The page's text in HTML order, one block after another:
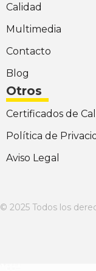
Calidad
Multimedia
Contacto
Blog
Otros
Certificados de
Política de
Aviso Legal
© 2025 Todos los